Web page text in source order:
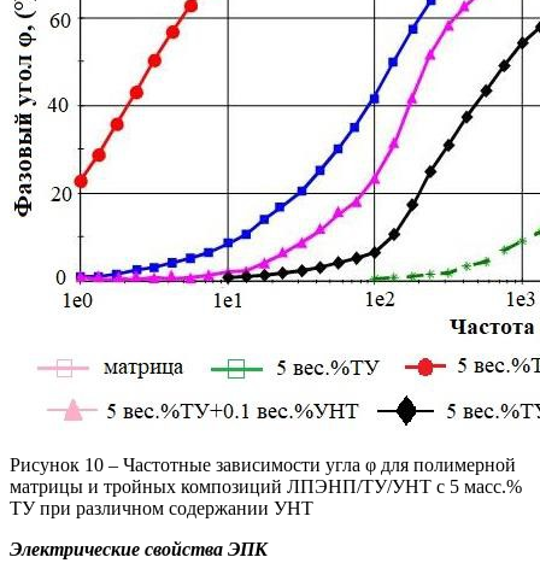
Рисунок 10 – Частотные зависимости угла φ для полимерной
матрицы и тройных композиций ЛПЭНП/ТУ/УНТ с 5 масс.%
ТУ при различном содержании УНТ
Электрические свойства ЭПК